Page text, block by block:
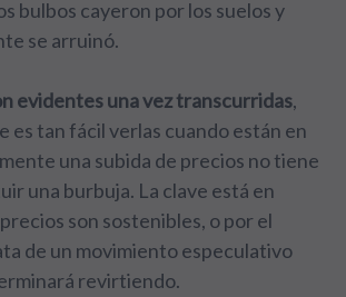
bulbos cayeron por los suelos y
se arruinó.
evidentes una vez transcurridas,
es tan fácil verlas cuando están en
una subida de precios no tiene
una burbuja. La clave está en
son sostenibles, o por el
de un movimiento especulativo
revirtiendo.